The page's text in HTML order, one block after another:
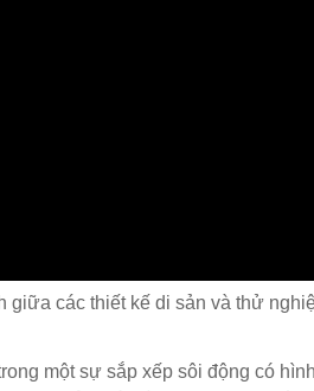
giữa các thiết kế di sản và thử
một sự sắp xếp sôi động có